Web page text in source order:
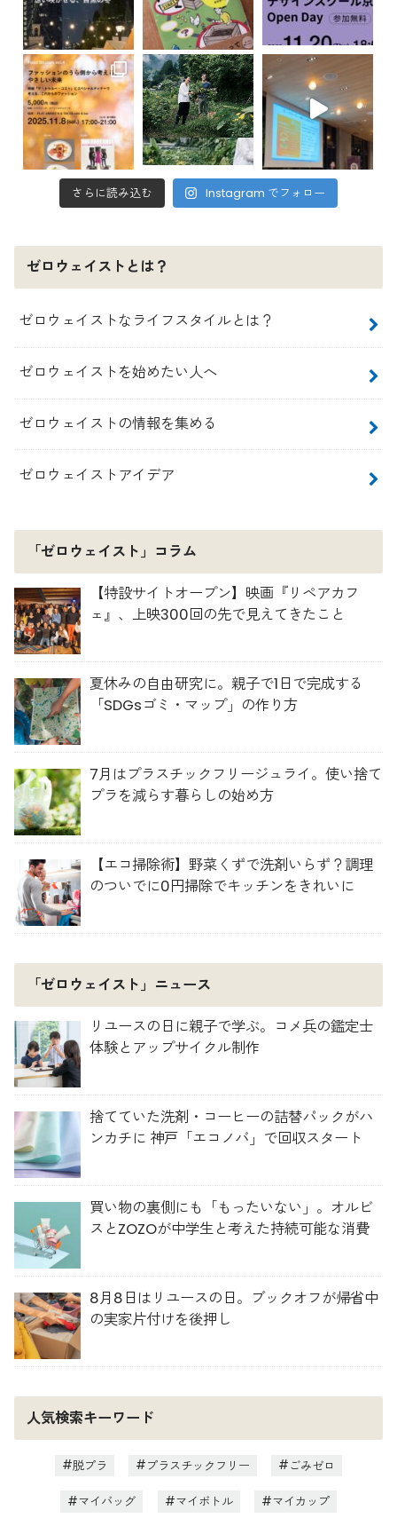
さらに読み込む Instagram でフォロー
ゼロウェイストとは？
ゼロウェイストなライフスタイルとは？
ゼロウェイストを始めたい人へ
ゼロウェイストの情報を集める
ゼロウェイストアイデア
「ゼロウェイスト」コラム
【特設サイトオープン】映画『リペアカフ
ェ』、上映300回の先で見えてきたこと
夏休みの自由研究に。親子で1日で完成する
「SDGsゴミ・マップ」の作り方
7月はプラスチックフリージュライ。使い捨て
プラを減らす暮らしの始め方
【エコ掃除術】野菜くずで洗剤いらず？調理
のついでに0円掃除でキッチンをきれいに
「ゼロウェイスト」ニュース
リユースの日に親子で学ぶ。コメ兵の鑑定士
体験とアップサイクル制作
捨てていた洗剤・コーヒーの詰替パックがハ
ンカチに 神戸「エコノバ」で回収スタート
買い物の裏側にも「もったいない」。オルビ
スとZOZOが中学生と考えた持続可能な消費
8月8日はリユースの日。ブックオフが帰省中
の実家片付けを後押し
人気検索キーワード
脱プラ プラスチックフリー ごみゼロ
マイバッグ マイボトル マイカップ